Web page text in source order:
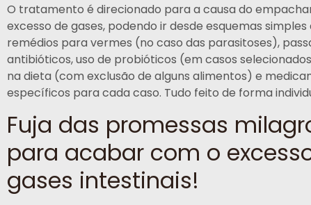
O tratamento é direcionado para a causa do
excesso de gases, podendo ir desde esquemas simples
remédios para vermes (no caso das parasitoses),
antibióticos, uso de probióticos (em casos
na dieta (com exclusão de alguns alimentos) e
específicos para cada caso. Tudo feito de forma
Fuja das promessas
para acabar com o
gases intestinais!